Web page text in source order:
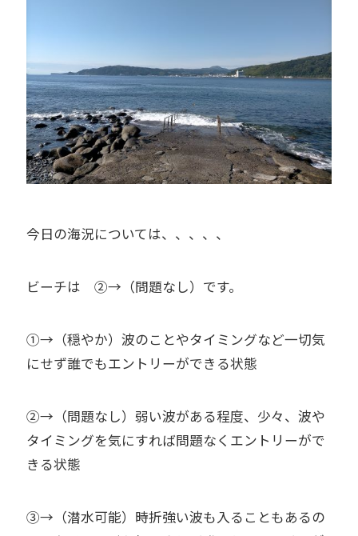
今日の海況については、、、、、
ビーチは ②→（問題なし）です。
①→（穏やか）波のことやタイミングなど一切気
にせず誰でもエントリーができる状態
②→（問題なし）弱い波がある程度、少々、波や
タイミングを気にすれば問題なくエントリーがで
きる状態
③→（潜水可能）時折強い波も入ることもあるの